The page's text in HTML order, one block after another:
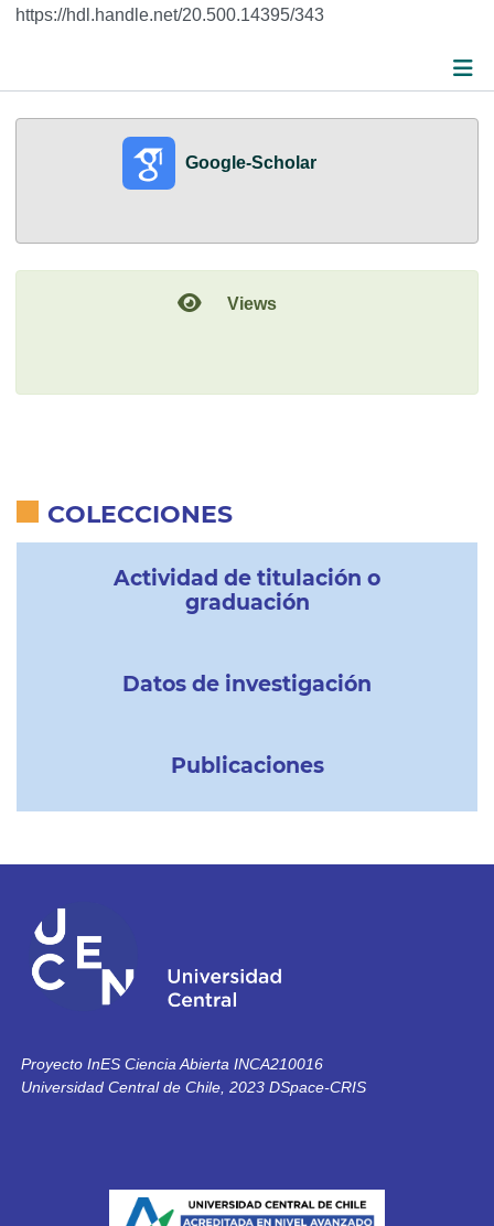
https://hdl.handle.net/20.500.14395/343
Métricas
Detalles
Google-Scholar
Views
COLECCIONES
Actividad de titulación o
graduación
Datos de investigación
Publicaciones
Proyecto InES Ciencia Abierta INCA210016
Universidad Central de Chile, 2023 DSpace-CRIS